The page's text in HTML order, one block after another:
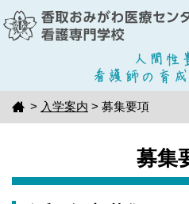
本
文
トップ
> 入学案内 > 募集要項
募集